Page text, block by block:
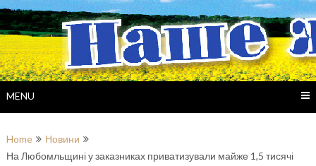
Skip
to
content
MENU
Home
Новини
На Любомльщині у заказниках приватизували майже 1,5 тисячі